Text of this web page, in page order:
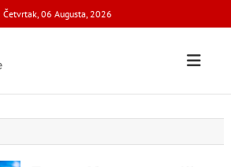
Četvrtak, 06 Augusta, 2026